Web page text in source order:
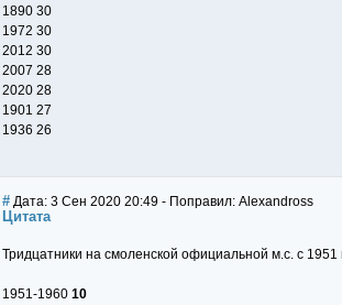
1890 30
1972 30
2012 30
2007 28
2020 28
1901 27
1936 26
# Дата: 3 Сен 2020 20:49 - Поправил: Alexandross
Цитата
Тридцатники на смоленской официальной м.с. с
1951-1960 10